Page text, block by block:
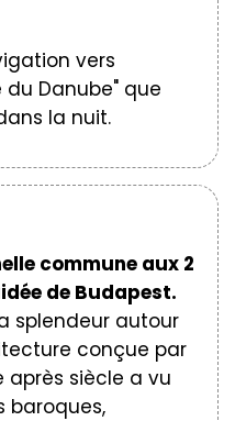
vers
du Danube" que
la nuit.
commune aux 2
de Budapest.
splendeur autour
conçue par
après siècle a vu
baroques,